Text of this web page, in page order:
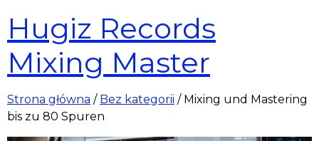
Hugiz Records
Mixing Master
Strona główna / Bez kategorii / Mixing und Mastering
bis zu 80 Spuren